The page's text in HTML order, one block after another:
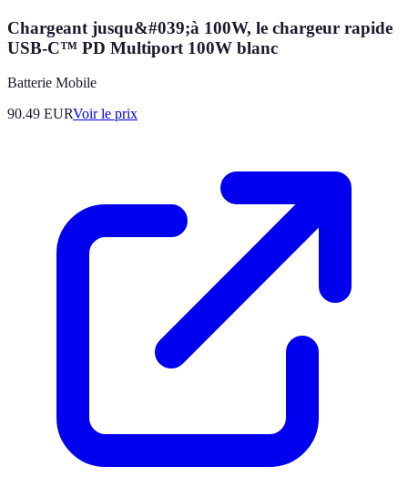
Chargeant jusqu&#039;à 100W, le chargeur rapide
USB-C™ PD Multiport 100W blanc
Batterie Mobile
90.49 EURVoir le prix